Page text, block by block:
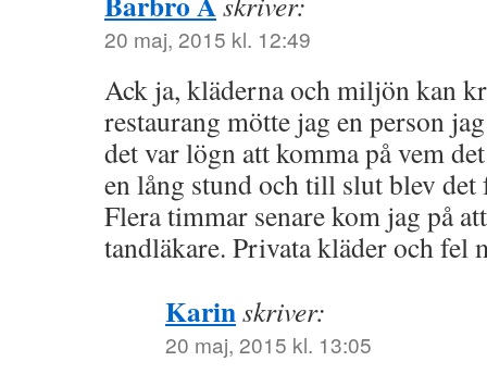
20 maj, 2015 kl. 12:49
Ack ja, kläderna och miljön kan
restaurang mötte jag en person
det var lögn att komma på vem
en lång stund och till slut blev
Flera timmar senare kom jag på
tandläkare. Privata kläder och fel
Karinskriver:
20 maj, 2015 kl. 13:05